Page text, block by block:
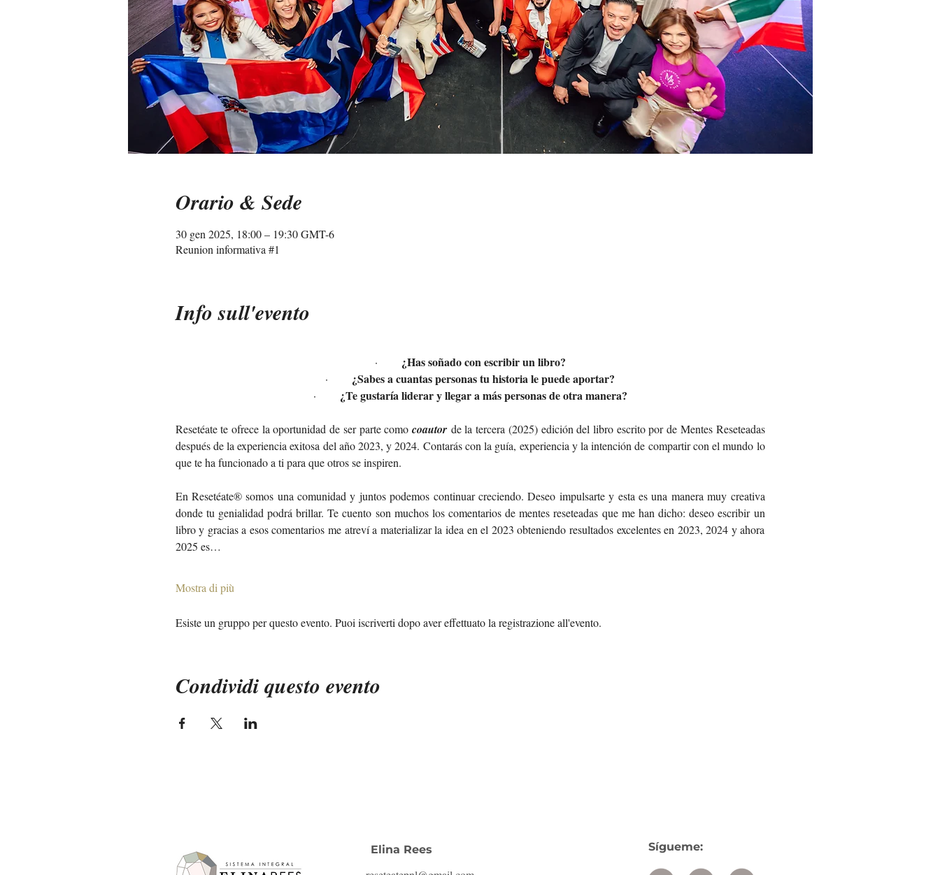
Orario & Sede
30 gen 2025, 18:00 – 19:30 GMT-6
Reunion informativa #1
Info sull'evento
· ¿Has soñado con escribir un libro?
· ¿Sabes a cuantas personas tu historia le puede aportar?
· ¿Te gustaría liderar y llegar a más personas de otra manera?
Resetéate te ofrece la oportunidad de ser parte como coautor de la tercera (2025) edición del libro escrito por de Mentes Reseteadas
después de la experiencia exitosa del año 2023, y 2024. Contarás con la guía, experiencia y la intención de compartir con el mundo lo
que te ha funcionado a ti para que otros se inspiren.
En Resetéate® somos una comunidad y juntos podemos continuar creciendo. Deseo impulsarte y esta es una manera muy creativa
donde tu genialidad podrá brillar. Te cuento son muchos los comentarios de mentes reseteadas que me han dicho: deseo escribir un
libro y gracias a esos comentarios me atreví a materializar la idea en el 2023 obteniendo resultados excelentes en 2023, 2024 y ahora
2025 es…
Mostra di più
Esiste un gruppo per questo evento. Puoi iscriverti dopo aver effettuato la registrazione all'evento.
Condividi questo evento
Elina Rees Sígueme: